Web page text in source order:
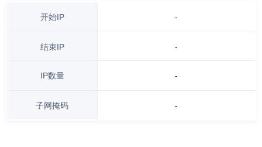
开始IP -
结束IP -
IP数量 -
子网掩码 -